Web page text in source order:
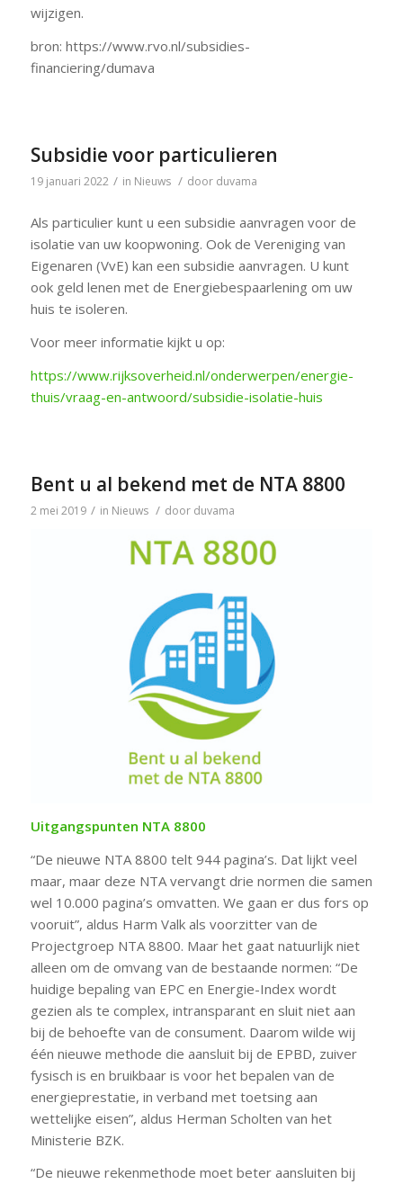
wijzigen.
bron: https://www.rvo.nl/subsidies-
financiering/dumava
Subsidie voor particulieren
19 januari 2022 / in Nieuws / door duvama
Als particulier kunt u een subsidie aanvragen voor de
isolatie van uw koopwoning. Ook de Vereniging van
Eigenaren (VvE) kan een subsidie aanvragen. U kunt
ook geld lenen met de Energiebespaarlening om uw
huis te isoleren.
Voor meer informatie kijkt u op:
https://www.rijksoverheid.nl/onderwerpen/energie-
thuis/vraag-en-antwoord/subsidie-isolatie-huis
Bent u al bekend met de NTA 8800
2 mei 2019 / in Nieuws / door duvama
Uitgangspunten NTA 8800
“De nieuwe NTA 8800 telt 944 pagina’s. Dat lijkt veel
maar, maar deze NTA vervangt drie normen die samen
wel 10.000 pagina’s omvatten. We gaan er dus fors op
vooruit”, aldus Harm Valk als voorzitter van de
Projectgroep NTA 8800. Maar het gaat natuurlijk niet
alleen om de omvang van de bestaande normen: “De
huidige bepaling van EPC en Energie-Index wordt
gezien als te complex, intransparant en sluit niet aan
bij de behoefte van de consument. Daarom wilde wij
één nieuwe methode die aansluit bij de EPBD, zuiver
fysisch is en bruikbaar is voor het bepalen van de
energieprestatie, in verband met toetsing aan
wettelijke eisen”, aldus Herman Scholten van het
Ministerie BZK.
“De nieuwe rekenmethode moet beter aansluiten bij